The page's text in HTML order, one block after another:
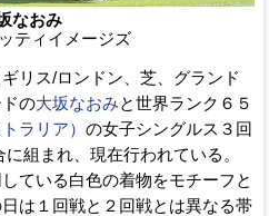
なおみ
ティイメージズ
リス/ロンドン、芝、グランド
の大坂なおみと世界ランク６５
ラリア） の女子シングルス３回
組まれ、現在行われている。
ている白色の着物をモチーフと
は１回戦と２回戦とは異なる帯